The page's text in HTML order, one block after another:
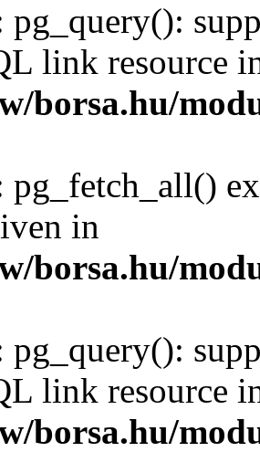
pg_query():
link resource
borsa.hu/
pg_fetch_all()
in
borsa.hu/
pg_query():
link resource
borsa.hu/